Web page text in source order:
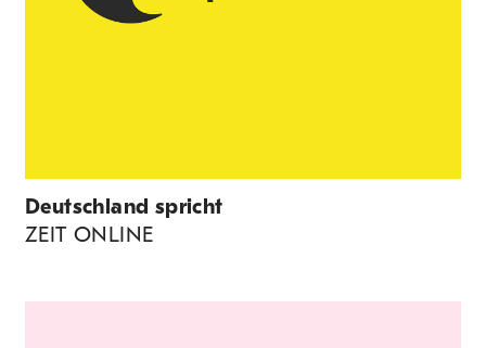
Deutschland spricht
ZEIT ONLINE